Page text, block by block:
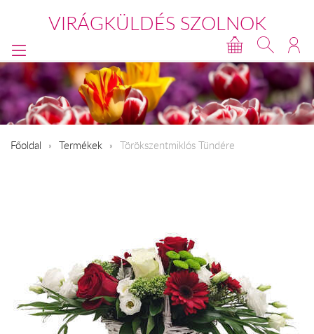
VIRÁGKÜLDÉS SZOLNOK
Főoldal Termékek Törökszentmiklós Tündére